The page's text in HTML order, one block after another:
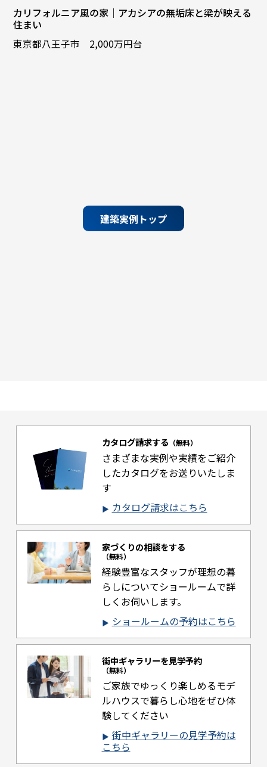
カリフォルニア風の家｜アカシアの無垢床と梁が映える
住まい
東京都八王子市 2,000万円台
建築実例トップ
カタログ請求する （無料）
さまざまな実例や実績をご紹介
したカタログをお送りいたしま
す
カタログ請求はこちら
家づくりの相談をする
（無料）
経験豊富なスタッフが理想の暮
らしについてショールームで詳
しくお伺いします。
ショールームの予約はこちら
街中ギャラリーを見学予約
（無料）
ご家族でゆっくり楽しめるモデ
ルハウスで暮らし心地をぜひ体
験してください
街中ギャラリーの見学予約は
こちら